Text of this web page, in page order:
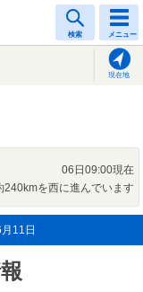
検索 メニュー
現在地
06日09:00現在
240kmを西に進んでいます
11日